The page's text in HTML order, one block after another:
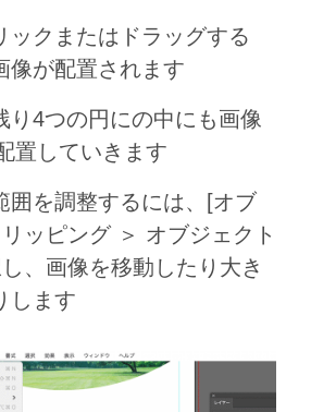
ックまたはドラッグする
像が配置されます
り4つの円にの中にも画像
置していきます
囲を調整するには、[オブ
ッピング ＞ オブジェクト
、画像を移動したり大き
します